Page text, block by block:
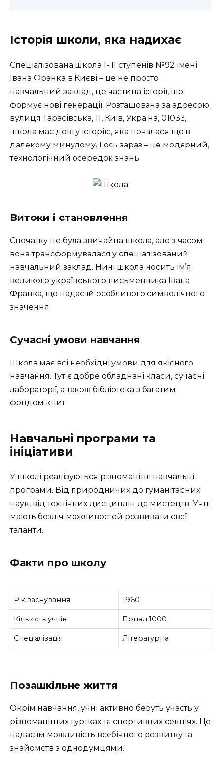
Історія школи, яка надихає
Спеціалізована школа І-ІІІ ступенів №92 імені
Івана Франка в Києві – це не просто
навчальний заклад, це частина історії, що
формує нові генерації. Розташована за адресою:
вулиця Тарасівська, 11, Київ, Україна, 01033,
школа має довгу історію, яка почалася ще в
далекому минулому. І ось зараз – це модерний,
технологічний осередок знань.
Витоки і становлення
Спочатку це була звичайна школа, але з часом
вона трансформувалася у спеціалізований
навчальний заклад. Нині школа носить ім’я
великого українського письменника Івана
Франка, що надає їй особливого символічного
значення.
Сучасні умови навчання
Школа має всі необхідні умови для якісного
навчання. Тут є добре обладнані класи, сучасні
лабораторії, а також бібліотека з багатим
фондом книг.
Навчальні програми та
ініціативи
У школі реалізуються різноманітні навчальні
програми. Від природничих до гуманітарних
наук, від технічних дисциплін до мистецтв. Учні
мають безліч можливостей розвивати свої
таланти.
Факти про школу
Рік заснування 1960
Кількість учнів Понад 1000
Спеціалізація Літературна
Позашкільне життя
Окрім навчання, учні активно беруть участь у
різноманітних гуртках та спортивних секціях. Це
надає їм можливість всебічного розвитку та
знайомств з однодумцями.